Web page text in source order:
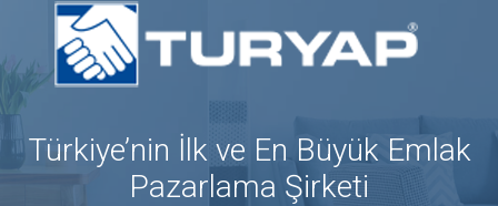
Türkiye’nin İlk ve En Büyük Emlak
Pazarlama Şirketi